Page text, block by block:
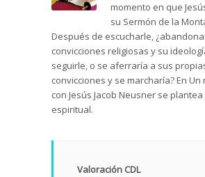
momento en que
su Sermón de la
Después de escucharle,
convicciones religiosas y su
seguirle, o se aferraría a sus
convicciones y se marcharía? En
con Jesús Jacob Neusner se
espiritual.
Valoración CDL